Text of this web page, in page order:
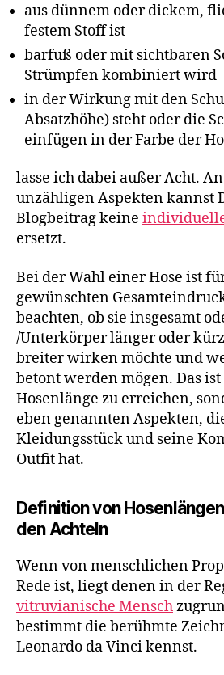
aus dünnem oder dickem,
festem Stoff ist
barfuß oder mit sichtbaren
Strümpfen kombiniert wird
in der Wirkung mit den
Absatzhöhe) steht oder die
einfügen in der Farbe der
lasse ich dabei außer Acht.
unzähligen Aspekten kannst
Blogbeitrag keine
ersetzt.
Bei der Wahl einer Hose ist
gewünschten
beachten, ob sie insgesamt
/Unterkörper länger oder
breiter wirken möchte und
betont werden mögen. Das
Hosenlänge zu erreichen,
eben genannten Aspekten,
Kleidungsstück und seine
Outfit hat.
Definition von
den Achteln
Wenn von menschlichen
Rede ist, liegt denen in der
vitruvianische Mensch
bestimmt die berühmte
Leonardo da Vinci kennst.